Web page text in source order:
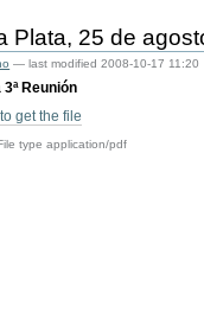
Plata, 25 de
— last modified2008-10-17 11:20
Reunión
get the file
typeapplication/pdf